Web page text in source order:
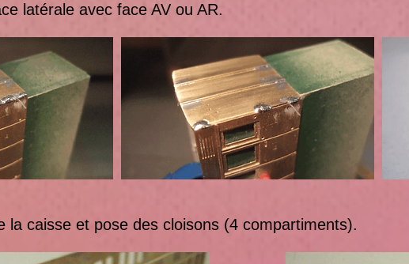
avec face AV ou AR.
caisse et pose des cloisons (4 compartiments).